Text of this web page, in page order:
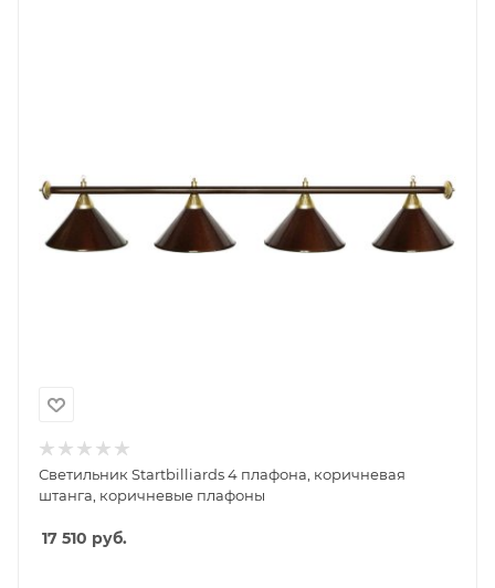
Светильник Startbilliards 4 плафона, коричневая
штанга, коричневые плафоны
17 510 руб.